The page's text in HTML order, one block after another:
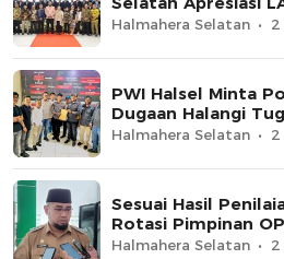
Halmahera Selatan 2
PWI Halsel Minta
Dugaan Halangi
Halmahera Selatan 2
Sesuai Hasil
Rotasi Pimpinan
Halmahera Selatan 2